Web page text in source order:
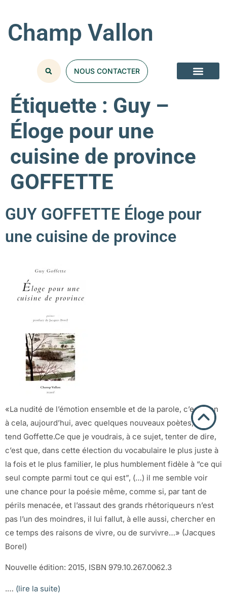
Champ Vallon
NOUS CONTACTER
Étiquette : Guy –
Éloge pour une
cuisine de province
GOFFETTE
GUY GOFFETTE Éloge pour
une cuisine de province
«La nudité de l’émotion ensemble et de la parole, c’est bien
à cela, aujourd’hui, avec quelques nouveaux poètes, que
tend Goffette.Ce que je voudrais, à ce sujet, tenter de dire,
c’est que, dans cette élection du vocabulaire le plus juste à
la fois et le plus familier, le plus humblement fidèle à “ce qui
seul compte parmi tout ce qui est”, (…) il me semble voir
une chance pour la poésie même, comme si, par tant de
périls menacée, et l’assaut des grands rhétoriqueurs n’est
pas l’un des moindres, il lui fallut, à elle aussi, chercher en
ce temps des raisons de vivre, ou de survivre…» (Jacques
Borel)
Nouvelle édition: 2015, ISBN 979.10.267.0062.3
.… (lire la suite)